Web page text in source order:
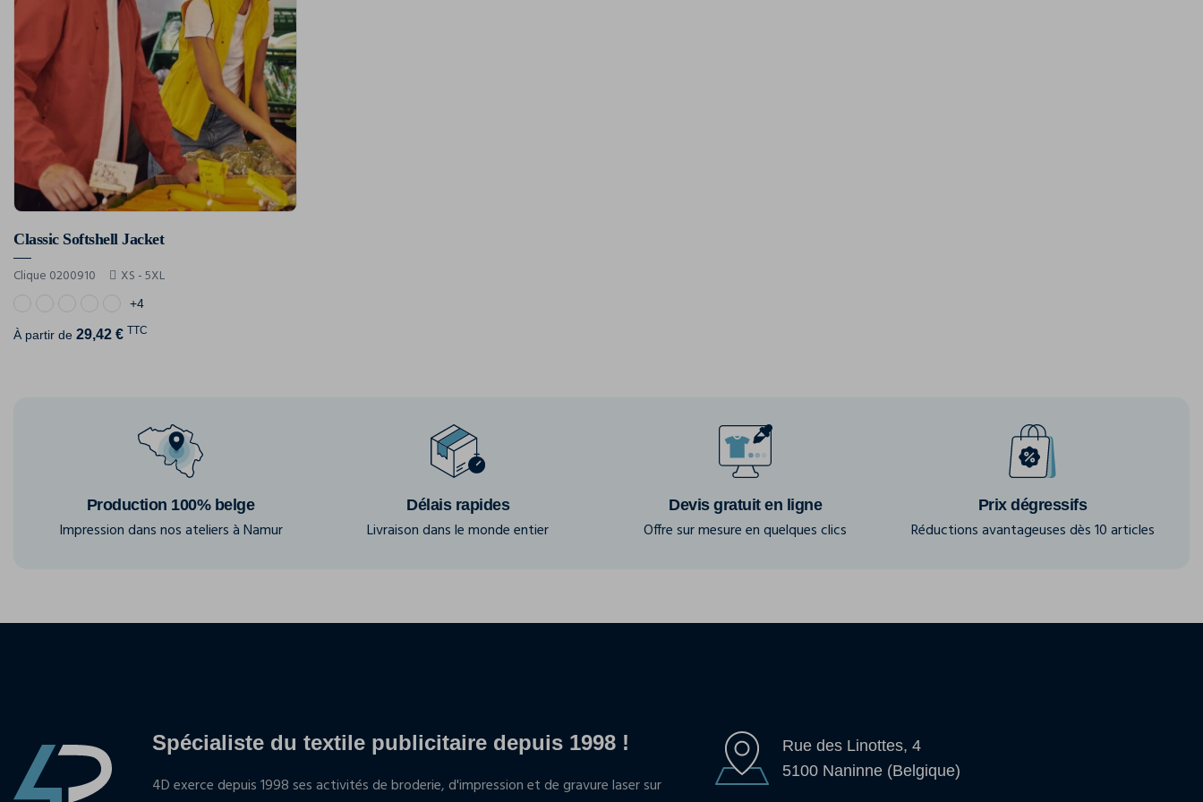
Classic Softshell Jacket
Clique 0200910 XS - 5XL
+4
À partir de 29,42 € TTC
Production 100% belge
Impression dans nos ateliers à Namur
Délais rapides
Livraison dans le monde entier
Devis gratuit en ligne
Offre sur mesure en quelques clics
Prix dégressifs
Réductions avantageuses dès 10 articles
Spécialiste du textile publicitaire depuis 1998 !
4D exerce depuis 1998 ses activités de broderie, d'impression et de gravure laser sur
Rue des Linottes, 4
5100 Naninne (Belgique)